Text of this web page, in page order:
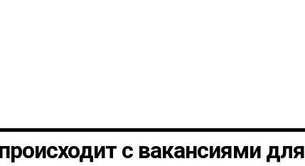
с вакансиями для